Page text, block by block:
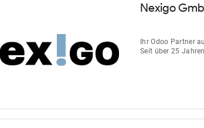
Nexigo
Ihr Odoo Partner
Seit über 25